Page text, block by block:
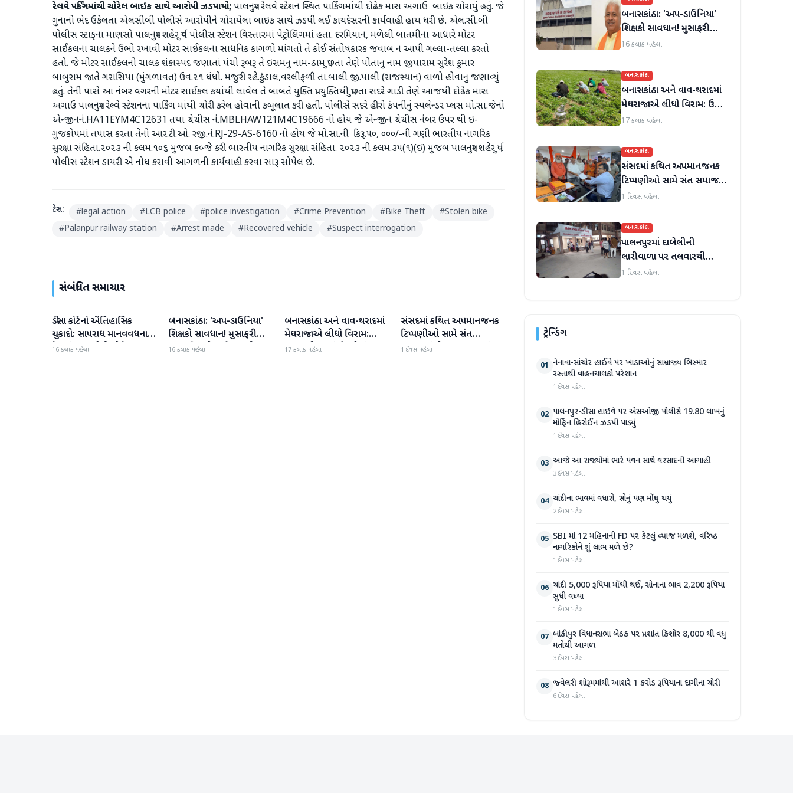
રેલવે પર્કિંગમાંથી ચોરેલ બાઇક સાથે આરોપી ઝડપાયો;પાલનપુર રેલવે સ્ટેશન સ્થિત પાર્કિગમાંથી દોઢેક માસ અગાઉ બાઇક ચોરાયું હતું. જે
ગુનાનો ભેદ ઉકેલતા એલસીબી પોલીસે આરોપીને ચોરાયેલા બાઇક સાથે ઝડપી લઈ કાયદેસરની કાર્યવાહી હાથ ધરી છે. એલ.સી.બી
પોલીસ સ્ટાફના માણસો પાલનપુર શહેર પુર્વ પોલીસ સ્ટેશન વિસ્તારમાં પેટ્રોલિંગમાં હતા. દરમિયાન, મળેલી બાતમીના આધારે મોટર
સાઈકલના ચાલકને ઉભો રખાવી મોટર સાઈકલના સાધનિક કાગળો માંગતો તે કોઈ સંતોષકારક જવાબ ન આપી ગલ્લા-તલ્લા કરતો
હતો. જે મોટર સાઈકલનો ચાલક શંકાસ્પદ જણાતાં પંચો રૂબરૂ તે ઇસમનુ નામ-ઠામ પુછતા તેણે પોતાનુ નામ જીપારામ સુરેશ કુમાર
બાબુરામ જાતે ગરાસિયા (મુંગળાવત) ઉવ.૨૧ ધંધો. મજુરી રહે.કુંડાલ,વરલીફળી તા.બાલી જી.પાલી (રાજસ્થાન) વાળો હોવાનુ જણાવ્યું
હતું. તેની પાસે આ નંબર વગરની મોટર સાઈકલ કયાંથી લાવેલ તે બાબતે યુક્તિ પ્રયુક્તિથી પુછતા સદરે ગાડી તેણે આજથી દોઢેક માસ
અગાઉ પાલનપુર રેલ્વે સ્ટેશનના પાર્કિંગ માંથી ચોરી કરેલ હોવાની કબૂલાત કરી હતી. પોલીસે સદરે હીરો કંપનીનું સ્પલેન્ડર પ્લસ મો.સા.જેનો
એન્જીનનં.HA11EYM4C12631 તથા ચેચીસ નં.MBLHAW121M4C19666 નો હોય જે એન્જીન ચેચીસ નંબર ઉપર થી ઇ-
ગુજકોપમાં તપાસ કરતા તેનો આર.ટી.ઓ. રજી.નં.RJ-29-AS-6160 નો હોય જે મો.સા.ની કિરૂ.૫૦, ૦૦૦/-ની ગણી ભારતીય નાગરિક
સુરક્ષા સંહિતા.૨૦૨૩ ની કલમ.૧૦૬ મુજબ કબ્જે કરી ભારતીય નાગરિક સુરક્ષા સંહિતા. ૨૦૨૩ ની કલમ.૩૫(૧)(ઇ) મુજબ પાલનપુર શહેર પુર્વ
પોલીસ સ્ટેશન ડાયરી એ નોધ કરાવી આગળની કાર્યવાહી કરવા સારૂ સોપેલ છે.
ટેગ્સ: #legal action #LCB police #police investigation #Crime Prevention #Bike Theft #Stolen bike
#Palanpur railway station #Arrest made #Recovered vehicle #Suspect interrogation
સંબંધિત સમાચાર
બનાસકાંઠા
ડીસા કોર્ટનો ઐતિહાસિક
ચુકાદો: સાપરાધ માનવવધના
કેસમાં ૩ આરોપીઓને ૧૦
16 કલાક પહેલા
બનાસકાંઠા
બનાસકાંઠા: 'અપ-ડાઉનિયા'
શિક્ષકો સાવધાન! મુસાફરી
કરતા શિક્ષકો સામે તવાઈ હાથ
16 કલાક પહેલા
બનાસકાંઠા
બનાસકાંઠા અને વાવ-થરાદમાં
મેઘરાજાએ લીધો વિરામ:
ઉઘાડ નીકળતાં ખેડૂતોમાં
17 કલાક પહેલા
બનાસકાંઠા
સંસદમાં કથિત અપમાનજનક
ટિપ્પણીઓ સામે સંત
સમાજમાં રોષ: પાલનપુરમાં
1 દિવસ પહેલા
બનાસકાંઠા: 'અપ-ડાઉનિયા'
શિક્ષકો સાવધાન! મુસાફરી
કરતા શિક્ષકો સામે તવાઈ હાથ
16 કલાક પહેલા
બનાસકાંઠા
બનાસકાંઠા અને વાવ-થરાદમાં
મેઘરાજાએ લીધો વિરામ: ઉઘાડ
નીકળતાં ખેડૂતોમાં આનંદનો
17 કલાક પહેલા
બનાસકાંઠા
સંસદમાં કથિત અપમાનજનક
ટિપ્પણીઓ સામે સંત સમાજમાં
રોષ: પાલનપુરમાં VHP સાથે
આવેદનપત્ર આપ્યું
1 દિવસ પહેલા
બનાસકાંઠા
પાલનપુરમાં દાબેલીની
લારીવાળા પર તલવારથી
હુમલો: બે ઈજાગ્રસ્ત, આરોપી
1 દિવસ પહેલા
ટ્રેન્ડિંગ
01 નેનાવા-સાંચોર હાઈવે પર ખાડાઓનું સામ્રાજ્ય બિસ્માર
રસ્તાથી વાહનચાલકો પરેશાન
1 દિવસ પહેલા
02 પાલનપુર-ડીસા હાઇવે પર એસઓજી પોલીસે 19.80 લાખનું
મોર્ફિન હિરોઈન ઝડપી પાડ્યું
1 દિવસ પહેલા
03 આજે આ રાજ્યોમાં ભારે પવન સાથે વરસાદની આગાહી
3 દિવસ પહેલા
04 ચાંદીના ભાવમાં વધારો, સોનું પણ મોંઘુ થયું
2 દિવસ પહેલા
05 SBI માં 12 મહિનાની FD પર કેટલું વ્યાજ મળશે, વરિષ્ઠ
નાગરિકોને શું લાભ મળે છે?
1 દિવસ પહેલા
06 ચાંદી 5,000 રૂપિયા મોંઘી થઈ, સોનાના ભાવ 2,200 રૂપિયા
સુધી વધ્યા
1 દિવસ પહેલા
07 બાંકીપુર વિધાનસભા બેઠક પર પ્રશાંત કિશોર 8,000 થી વધુ
મતોથી આગળ
3 દિવસ પહેલા
08 જ્વેલરી શોરૂમમાંથી આશરે 1 કરોડ રૂપિયાના દાગીના ચોરી
6 દિવસ પહેલા